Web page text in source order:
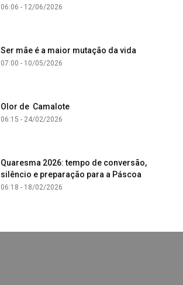
06:06 - 12/06/2026
Ser mãe é a maior mutação da vida
07:00 - 10/05/2026
Olor de Camalote
06:15 - 24/02/2026
Quaresma 2026: tempo de conversão,
silêncio e preparação para a Páscoa
06:18 - 18/02/2026